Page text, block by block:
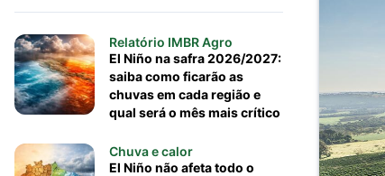
Relatório IMBR Agro
El Niño na safra 2026/2027:
saiba como ficarão as
chuvas em cada região e
qual será o mês mais crítico
Chuva e calor
El Niño não afeta todo o